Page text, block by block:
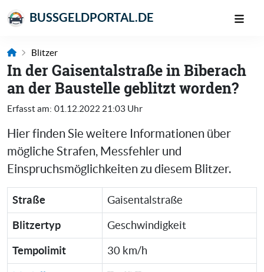
BUSSGELDPORTAL.DE
Blitzer
In der Gaisentalstraße in Biberach
an der Baustelle geblitzt worden?
Erfasst am: 01.12.2022 21:03 Uhr
Hier finden Sie weitere Informationen über
mögliche Strafen, Messfehler und
Einspruchsmöglichkeiten zu diesem Blitzer.
Straße Gaisentalstraße
Blitzertyp Geschwindigkeit
Tempolimit 30 km/h